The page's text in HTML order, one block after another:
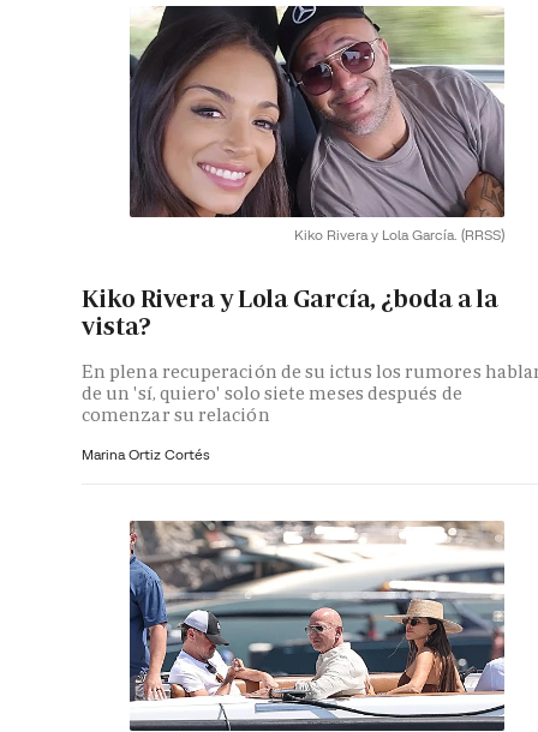
Kiko Rivera y Lola García. (RRSS)
Kiko Rivera y Lola García, ¿boda a la
vista?
En plena recuperación de su ictus los rumores
de un 'sí, quiero' solo siete meses después de
comenzar su relación
Marina Ortiz Cortés